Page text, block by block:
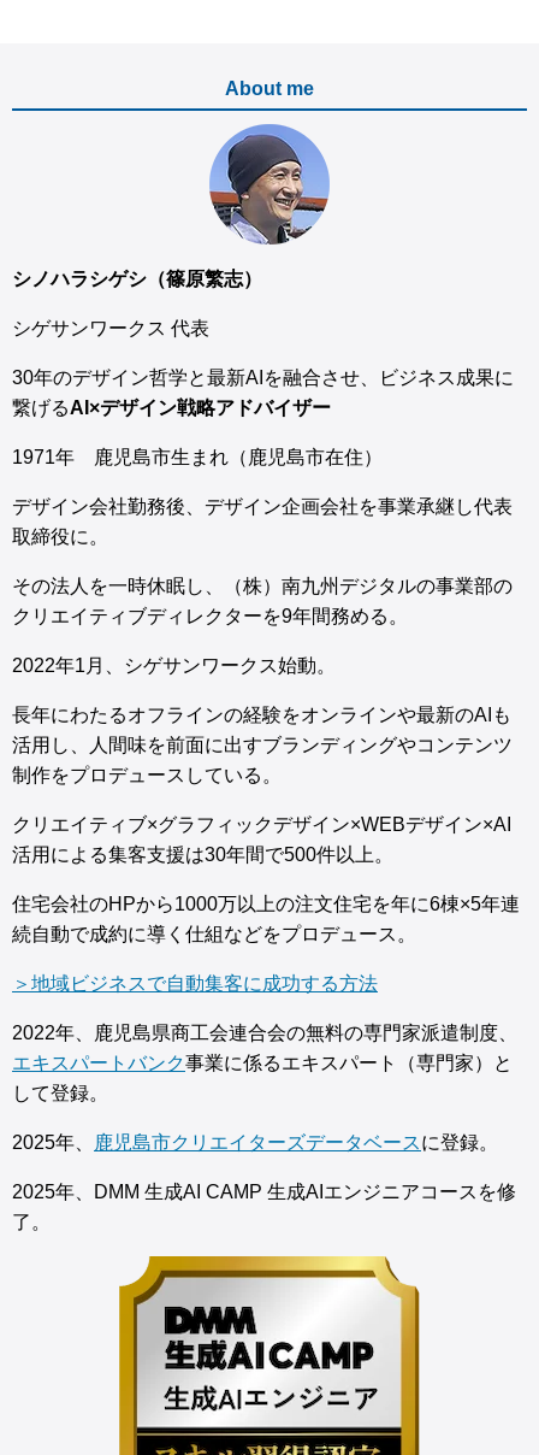
About me
シノハラシゲシ（篠原繁志）
シゲサンワークス 代表
30年のデザイン哲学と最新AIを融合させ、ビジネス成果に
繋げるAI×デザイン戦略アドバイザー
1971年 鹿児島市生まれ（鹿児島市在住）
デザイン会社勤務後、デザイン企画会社を事業承継し代表
取締役に。
その法人を一時休眠し、（株）南九州デジタルの事業部の
クリエイティブディレクターを9年間務める。
2022年1月、シゲサンワークス始動。
長年にわたるオフラインの経験をオンラインや最新のAIも
活用し、人間味を前面に出すブランディングやコンテンツ
制作をプロデュースしている。
クリエイティブ×グラフィックデザイン×WEBデザイン×AI
活用による集客支援は30年間で500件以上。
住宅会社のHPから1000万以上の注文住宅を年に6棟×5年連
続自動で成約に導く仕組などをプロデュース。
＞地域ビジネスで自動集客に成功する方法
2022年、鹿児島県商工会連合会の無料の専門家派遣制度、
エキスパートバンク事業に係るエキスパート（専門家）と
して登録。
2025年、 鹿児島市クリエイターズデータベースに登録。
2025年、DMM 生成AI CAMP 生成AIエンジニアコースを修
了。